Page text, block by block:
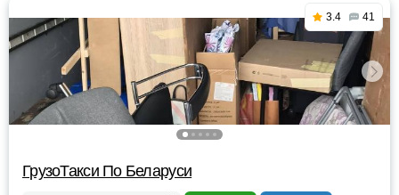
3.4 41
ГрузоТакси По Беларуси